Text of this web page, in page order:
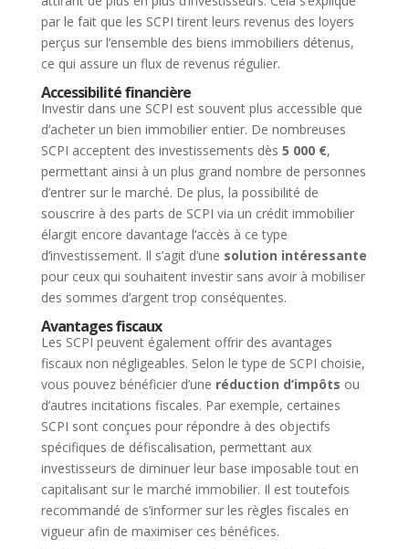
par le fait que les SCPI tirent leurs revenus des loyers
perçus sur l’ensemble des biens immobiliers détenus,
ce qui assure un flux de revenus régulier.
Accessibilité financière
Investir dans une SCPI est souvent plus accessible que
d’acheter un bien immobilier entier. De nombreuses
SCPI acceptent des investissements dès 5 000 €,
permettant ainsi à un plus grand nombre de personnes
d’entrer sur le marché. De plus, la possibilité de
souscrire à des parts de SCPI via un crédit immobilier
élargit encore davantage l’accès à ce type
d’investissement. Il s’agit d’une solution intéressante
pour ceux qui souhaitent investir sans avoir à mobiliser
des sommes d’argent trop conséquentes.
Avantages fiscaux
Les SCPI peuvent également offrir des avantages
fiscaux non négligeables. Selon le type de SCPI choisie,
vous pouvez bénéficier d’une réduction d’impôts ou
d’autres incitations fiscales. Par exemple, certaines
SCPI sont conçues pour répondre à des objectifs
spécifiques de défiscalisation, permettant aux
investisseurs de diminuer leur base imposable tout en
capitalisant sur le marché immobilier. Il est toutefois
recommandé de s’informer sur les règles fiscales en
vigueur afin de maximiser ces bénéfices.